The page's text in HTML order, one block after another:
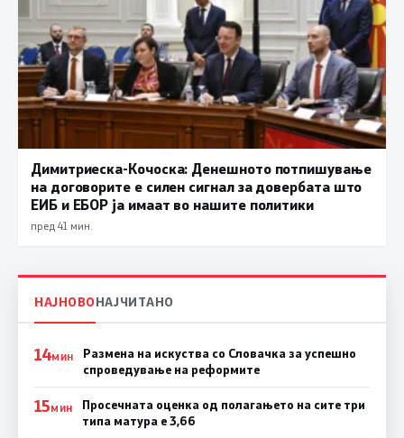
Димитриеска-Кочоска: Денешното потпишување
на договорите е силен сигнал за довербата што
ЕИБ и ЕБОР ја имаат во нашите политики
пред 41 мин.
НАЈНОВОНАЈЧИТАНО
14МИН
Размена на искуства со Словачка за успешно
спроведување на реформите
15МИН
Просечната оценка од полагањето на сите три
типа матура е 3,66